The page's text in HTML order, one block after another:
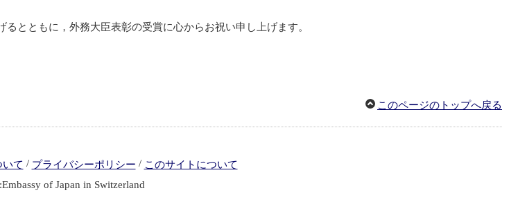
とともに，外務大臣表彰の受賞に心からお祝い申し上げます。
このページのトップへ戻る
て / プライバシーポリシー / このサイトについて
of Japan in Switzerland